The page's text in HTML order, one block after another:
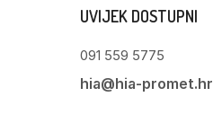
UVIJEK DOSTUPNI
091 559 5775
hia@hia-promet.hr